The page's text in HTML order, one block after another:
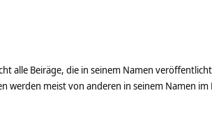
alle Beiräge, die in seinem Namen
werden meist von anderen in seinem Namen